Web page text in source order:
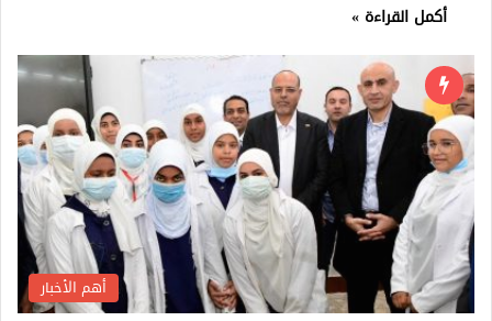
أكمل القراءة »
أهم الأخبار